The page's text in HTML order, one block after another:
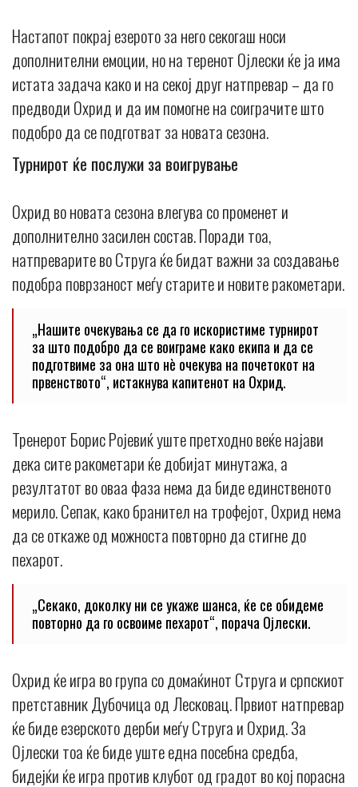
Настапот покрај езерото за него секогаш носи
дополнителни емоции, но на теренот Ојлески ќе ја има
истата задача како и на секој друг натпревар – да го
предводи Охрид и да им помогне на соиграчите што
подобро да се подготват за новата сезона.
Турнирот ќе послужи за воигрување
Охрид во новата сезона влегува со променет и
дополнително засилен состав. Поради тоа,
натпреварите во Струга ќе бидат важни за создавање
подобра поврзаност меѓу старите и новите ракометари.
„Нашите очекувања се да го искористиме турнирот
за што подобро да се воиграме како екипа и да се
подготвиме за она што нè очекува на почетокот на
првенството“, истакнува капитенот на Охрид.
Тренерот Борис Ројевиќ уште претходно веќе најави
дека сите ракометари ќе добијат минутажа, а
резултатот во оваа фаза нема да биде единственото
мерило. Сепак, како бранител на трофејот, Охрид нема
да се откаже од можноста повторно да стигне до
пехарот.
„Секако, доколку ни се укаже шанса, ќе се обидеме
повторно да го освоиме пехарот“, порача Ојлески.
Охрид ќе игра во група со домаќинот Струга и српскиот
претставник Дубочица од Лесковац. Првиот натпревар
ќе биде езерското дерби меѓу Струга и Охрид. За
Ојлески тоа ќе биде уште една посебна средба,
бидејќи ќе игра против клубот од градот во кој порасна